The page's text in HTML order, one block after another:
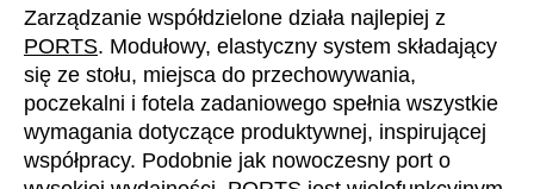
Zarządzanie współdzielone działa najlepiej z
PORTS. Modułowy, elastyczny system składający
się ze stołu, miejsca do przechowywania,
poczekalni i fotela zadaniowego spełnia wszystkie
wymagania dotyczące produktywnej, inspirującej
współpracy. Podobnie jak nowoczesny port o